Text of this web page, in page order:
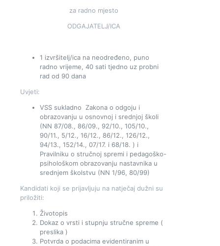
za radno mjesto
ODGAJATELJ/ICA
1 izvršitelj/ica na neodređeno, puno
radno vrijeme, 40 sati tjedno uz probni
rad od 90 dana
Uvjeti:
VSS sukladno Zakona o odgoju i
obrazovanju u osnovnoj i srednjoj školi
(NN 87/08., 86/09., 92/10., 105/10.,
90/11., 5/12., 16/12., 86/12., 126/12.,
94/13., 152/14., 07/17. i 68/18. ) i
Pravilniku o stručnoj spremi i pedagoško-
psihološkom obrazovanju nastavnika u
srednjem školstvu (NN 1/96, 80/99)
Kandidati koji se prijavljuju na natječaj dužni su
priložiti:
Životopis
Dokaz o vrsti i stupnju stručne spreme (
preslika )
Potvrda o podacima evidentiranim u